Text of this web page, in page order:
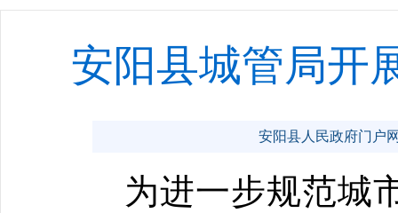
安阳县城管局开
安阳县人民政府门户
为进一步规范城市